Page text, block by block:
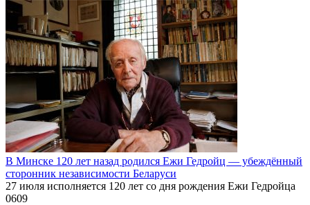
В Минске 120 лет назад родился Ежи Гедройц — убеждённый
сторонник независимости Беларуси
27 июля исполняется 120 лет со дня рождения Ежи Гедройца
0609